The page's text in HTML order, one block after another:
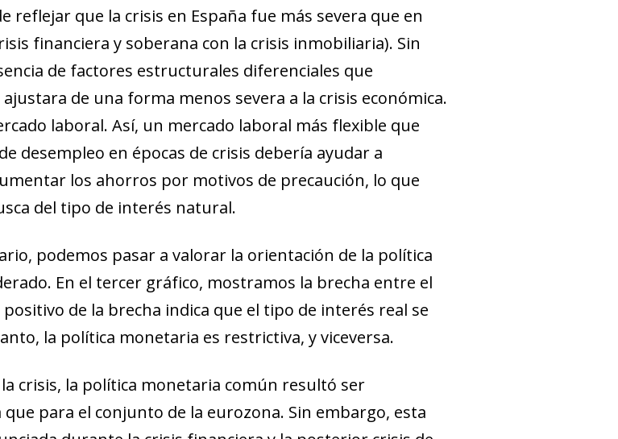
que la crisis en España fue más severa que en
financiera y soberana con la crisis inmobiliaria). Sin
de factores estructurales diferenciales que
de una forma menos severa a la crisis económica.
laboral. Así, un mercado laboral más flexible que
desempleo en épocas de crisis debería ayudar a
los ahorros por motivos de precaución, lo que
del tipo de interés natural.
podemos pasar a valorar la orientación de la política
En el tercer gráfico, mostramos la brecha entre el
de la brecha indica que el tipo de interés real se
la política monetaria es restrictiva, y viceversa.
crisis, la política monetaria común resultó ser
para el conjunto de la eurozona. Sin embargo, esta